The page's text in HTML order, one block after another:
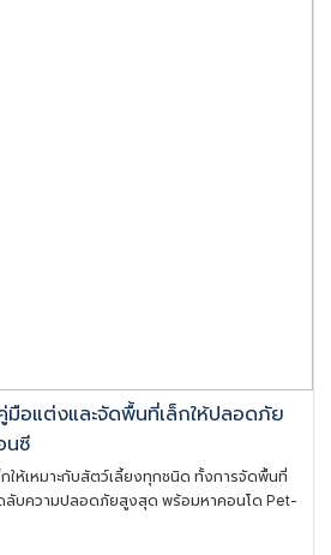
อแต่งและจัดพื้นที่เล็กให้ปลอดภัย
นซี
ห้เหมาะกับสัตว์เลี้ยงทุกชนิด ทั้งการจัดพื้นที่
ลับความปลอดภัยสูงสุด พร้อมหาคอนโด Pet-